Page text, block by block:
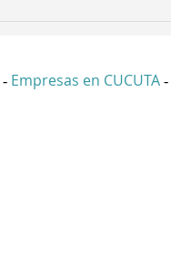
- Empresas en CUCUTA -